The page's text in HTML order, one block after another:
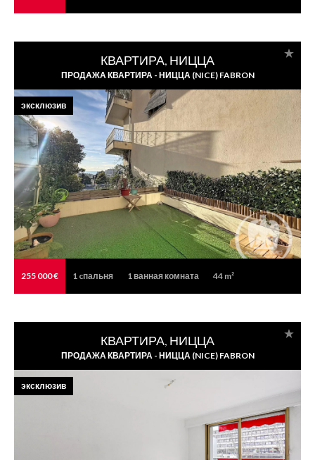
КВАРТИРА, НИЦЦА
ПРОДАЖА КВАРТИРА - НИЦЦА (NICE) FABRON
255 000 € 1 cпальня 1ванная комната 44 m²
эксклюзив
КВАРТИРА, НИЦЦА
ПРОДАЖА КВАРТИРА - НИЦЦА (NICE) FABRON
эксклюзив